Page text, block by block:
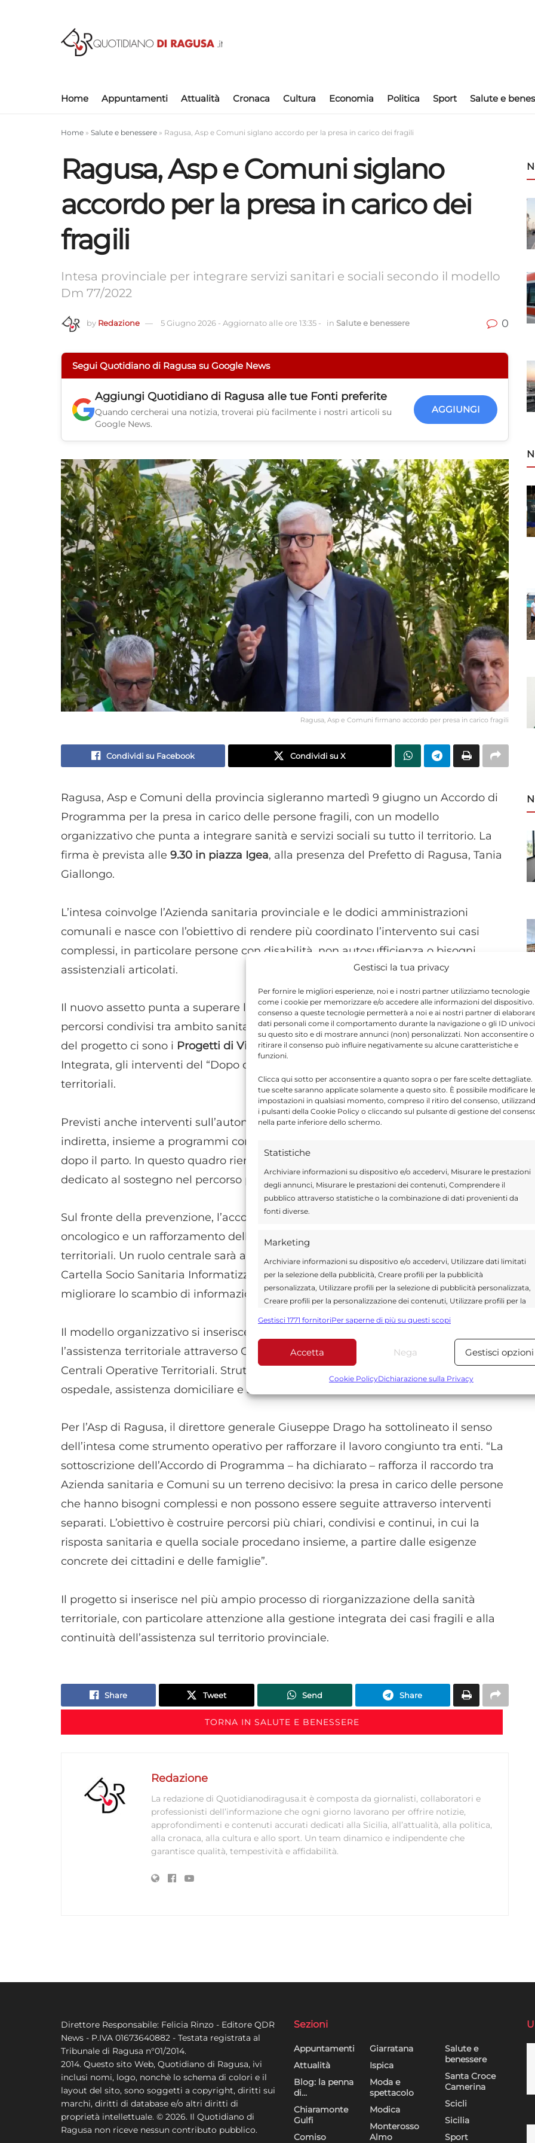
Gestisci la tua privacy
Per fornire le migliori esperienze, noi e i nostri partner utilizziamo tecnologie
come i cookie per memorizzare e/o accedere alle informazioni del
consenso a queste tecnologie permetterà a noi e ai nostri partner di
dati personali come il comportamento durante la navigazione o gli ID univoci
su questo sito e di mostrare annunci (non) personalizzati. Non acconsentire o
ritirare il consenso può influire negativamente su alcune caratteristiche e
funzioni.
Clicca qui sotto per acconsentire a quanto sopra o per fare scelte dettagliate.
tue scelte saranno applicate solamente a questo sito. È possibile modificare le
impostazioni in qualsiasi momento, compreso il ritiro del consenso,
i pulsanti della Cookie Policy o cliccando sul pulsante di gestione del
nella parte inferiore dello schermo.
Statistiche
Archiviare informazioni su dispositivo e/o accedervi, Misurare le prestazioni
degli annunci, Misurare le prestazioni dei contenuti, Comprendere il
pubblico attraverso statistiche o la combinazione di dati provenienti da
fonti diverse.
Marketing
Archiviare informazioni su dispositivo e/o accedervi, Utilizzare dati limitati
per la selezione della pubblicità, Creare profili per la pubblicità
personalizzata, Utilizzare profili per la selezione di pubblicità personalizzata,
Creare profili per la personalizzazione dei contenuti, Utilizzare profili per la
Utilizzare dati limitati per la selezione dei contenuti.
Funzionalità Sempre
Abbinare e combinare dati provenienti da altre fonti di dati,
Utilizzare dati di geolocalizzazione precisi, Riconoscere i
dispositivi in base a informazioni richieste attivamente.
Garantire la sicurezza, prevenire e rilevare frodi,
correggere errori, Erogare e presentare
pubblicità e contenuto, Salvare e comunicare le
scelte sulla privacy.
Sempre
Gestisci 1771 fornitoriPer saperne di più su questi scopi
Accetta Nega Gestisci opzioni
Cookie PolicyDichiarazione sulla Privacy
Home Appuntamenti Attualità Cronaca Cultura Economia Politica Sport Salute e
Home » Salute e benessere » Ragusa, Asp e Comuni siglano accordo per la presa in carico dei fragili
Ragusa, Asp e Comuni siglano
accordo per la presa in carico dei
fragili
Intesa provinciale per integrare servizi sanitari e sociali secondo il modello
Dm 77/2022
by Redazione 5 Giugno 2026 - Aggiornato alle ore 13:35 - in Salute e benessere 0
Segui Quotidiano di Ragusa su Google News
Aggiungi Quotidiano di Ragusa alle tue Fonti preferite
Quando cercherai una notizia, troverai più facilmente i nostri articoli su
Google News.
AGGIUNGI
Ragusa, Asp e Comuni firmano accordo per presa in carico fragili
Condividi su Facebook Condividi su X
Ragusa, Asp e Comuni della provincia sigleranno martedì 9 giugno un Accordo di
Programma per la presa in carico delle persone fragili, con un modello
organizzativo che punta a integrare sanità e servizi sociali su tutto il territorio. La
firma è prevista alle 9.30 in piazza Igea, alla presenza del Prefetto di Ragusa, Tania
Giallongo.
L’intesa coinvolge l’Azienda sanitaria provinciale e le dodici amministrazioni
comunali e nasce con l’obiettivo di rendere più coordinato l’intervento sui casi
complessi, in particolare persone con disabilità, non autosufficienza o bisogni
assistenziali articolati.
Il nuovo assetto punta a superare la gestione separata dei servizi, costruendo
percorsi condivisi tra ambito sanitario, sociosanitario e socioassistenziale. Al centro
del progetto ci sono i Progetti di Vita personalizzati, l’Assistenza Domiciliare
Integrata, gli interventi del “Dopo di Noi” e il potenziamento delle cure palliative
territoriali.
Previsti anche interventi sull’autonomia delle persone assistite e sull’assistenza
indiretta, insieme a programmi come l’home visiting e la continuità assistenziale
dopo il parto. In questo quadro rientra anche il progetto “Ti ASPetto a casa”,
dedicato al sostegno nel percorso post-nascita.
Sul fronte della prevenzione, l’accordo include campagne itineranti di screening
oncologico e un rafforzamento dell’integrazione tra strutture residenziali e servizi
territoriali. Un ruolo centrale sarà affidato anche agli strumenti digitali, tra cui la
Cartella Socio Sanitaria Informatizzata e la piattaforma eCare Suite, pensate per
migliorare lo scambio di informazioni tra operatori.
Il modello organizzativo si inserisce nel quadro del
l’assistenza territoriale attraverso Case di Comunità, Ospedali di Comunità e
Centrali Operative Territoriali. Strutture che dovranno garantire il raccordo tra
ospedale, assistenza domiciliare e servizi sociali.
Per l’Asp di Ragusa, il direttore generale Giuseppe Drago ha sottolineato il senso
dell’intesa come strumento operativo per rafforzare il lavoro congiunto tra enti. “La
sottoscrizione dell’Accordo di Programma – ha dichiarato – rafforza il raccordo tra
Azienda sanitaria e Comuni su un terreno decisivo: la presa in carico delle persone
che hanno bisogni complessi e non possono essere seguite attraverso interventi
separati. L’obiettivo è costruire percorsi più chiari, condivisi e continui, in cui la
risposta sanitaria e quella sociale procedano insieme, a partire dalle esigenze
concrete dei cittadini e delle famiglie”.
Il progetto si inserisce nel più ampio processo di riorganizzazione della sanità
territoriale, con particolare attenzione alla gestione integrata dei casi fragili e alla
continuità dell’assistenza sul territorio provinciale.
Share Tweet Send Share
TORNA IN SALUTE E BENESSERE
Redazione
La redazione di Quotidianodiragusa.it è composta da giornalisti, collaboratori e
professionisti dell’informazione che ogni giorno lavorano per offrire notizie,
approfondimenti e contenuti accurati dedicati alla Sicilia, all’attualità, alla politica,
alla cronaca, alla cultura e allo sport. Un team dinamico e indipendente che
garantisce qualità, tempestività e affidabilità.
Direttore Responsabile: Felicia Rinzo - Editore QDR
News - P.IVA 01673640882 - Testata registrata al
Tribunale di Ragusa n°01/2014.
2014. Questo sito Web, Quotidiano di Ragusa, ivi
inclusi nomi, logo, nonchè lo schema di colori e il
layout del sito, sono soggetti a copyright, diritti sui
marchi, diritti di database e/o altri diritti di
proprietà intellettuale. © 2026. Il Quotidiano di
Ragusa non riceve nessun contributo pubblico.
Sezioni
Appuntamenti
Attualità
Blog: la penna
di…
Chiaramonte
Gulfi
Comiso
Giarratana
Ispica
Moda e
spettacolo
Modica
Monterosso
Almo
Salute e
benessere
Santa Croce
Camerina
Scicli
Sicilia
Sport